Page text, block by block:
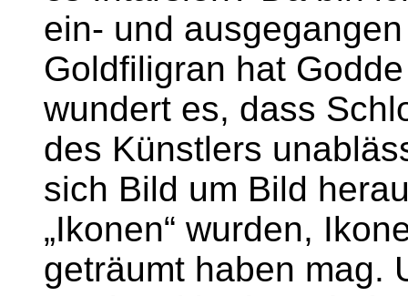
ein- und
Goldfiligran hat
wundert es, dass
des Künstlers
sich Bild um Bild
„Ikonen“ wurden,
geträumt haben mag.